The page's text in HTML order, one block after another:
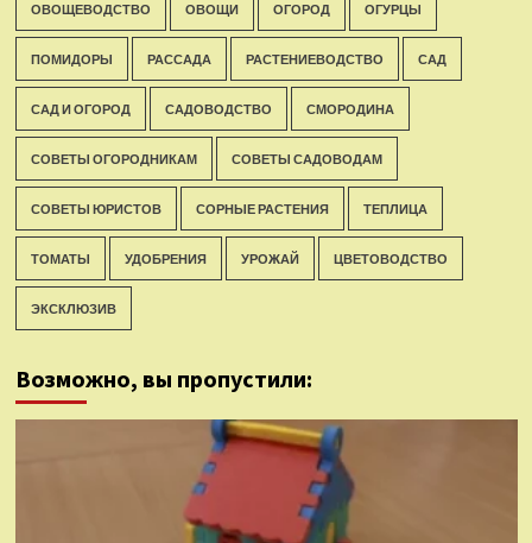
ОВОЩЕВОДСТВО ОВОЩИ ОГОРОД ОГУРЦЫ
ПОМИДОРЫ РАССАДА РАСТЕНИЕВОДСТВО САД
САД И ОГОРОД САДОВОДСТВО СМОРОДИНА
СОВЕТЫ ОГОРОДНИКАМ СОВЕТЫ САДОВОДАМ
СОВЕТЫ ЮРИСТОВ СОРНЫЕ РАСТЕНИЯ ТЕПЛИЦА
ТОМАТЫ УДОБРЕНИЯ УРОЖАЙ ЦВЕТОВОДСТВО
ЭКСКЛЮЗИВ
Возможно, вы пропустили: